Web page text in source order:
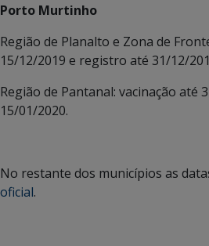
Porto Murtinho
Região de Planalto e Zona de
15/12/2019 e registro até 31/12/
Região de Pantanal: vacinação até
15/01/2020.
No restante dos municípios as
oficial.